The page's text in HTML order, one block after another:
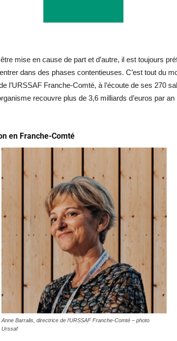
mise en cause de part et d’autre, il est toujours
dans des phases contentieuses. C’est tout du
l’URSSAF Franche-Comté, à l’écoute de ses 270
recouvre plus de 3,6 milliards d’euros par
en Franche-Comté
Anne Barralis, directrice de l’URSSAF Franche-Comté – photo
Urssaf